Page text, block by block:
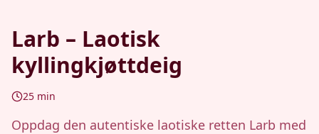
Larb – Laotisk
kyllingkjøttdeig
25 min
Oppdag den autentiske laotiske retten Larb med